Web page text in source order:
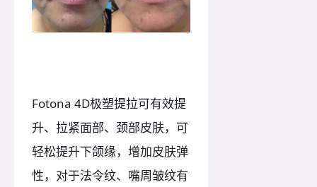
Fotona 4D极塑提拉可有效提
升、拉紧面部、颈部皮肤，可
轻松提升下颌缘，增加皮肤弹
性，对于法令纹、嘴周皱纹有